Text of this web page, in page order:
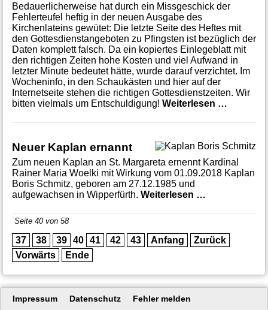
Bedauerlicherweise hat durch ein Missgeschick der
Fehlerteufel heftig in der neuen Ausgabe des
Kirchenlateins gewütet: Die letzte Seite des Heftes mit
den Gottesdienstangeboten zu Pfingsten ist bezüglich der
Daten komplett falsch. Da ein kopiertes Einlegeblatt mit
den richtigen Zeiten hohe Kosten und viel Aufwand in
letzter Minute bedeutet hätte, wurde darauf verzichtet. Im
Wocheninfo, in den Schaukästen und hier auf der
Internetseite stehen die richtigen Gottesdienstzeiten. Wir
bitten vielmals um Entschuldigung! Weiterlesen …
Neuer Kaplan ernannt
Zum neuen Kaplan an St. Margareta ernennt Kardinal
Rainer Maria Woelki mit Wirkung vom 01.09.2018 Kaplan
Boris Schmitz, geboren am 27.12.1985 und
aufgewachsen in Wipperfürth. Weiterlesen …
Seite 40 von 58
37 38 39 40 41 42 43 Anfang
Zurück
Vorwärts
Ende
Navigation
Impressum Datenschutz
Fehler melden